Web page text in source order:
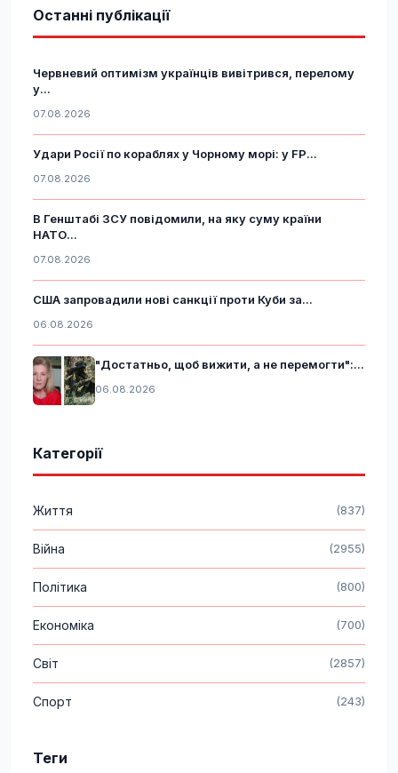
Останні публікації
Червневий оптимізм українців вивітрився, перелому
у...
07.08.2026
Удари Росії по кораблях у Чорному морі: у FP...
07.08.2026
В Генштабі ЗСУ повідомили, на яку суму країни
НАТО...
07.08.2026
США запровадили нові санкції проти Куби за...
06.08.2026
"Достатньо, щоб вижити, а не перемогти":...
06.08.2026
Категорії
Життя (837)
Війна (2955)
Політика (800)
Економіка (700)
Світ (2857)
Спорт (243)
Теги